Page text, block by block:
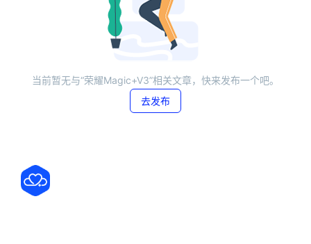
当前暂无与“荣耀Magic+V3”相关文章，快来发布一个吧。
去发布